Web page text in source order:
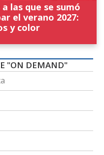
las que se sumó
el verano 2027:
y color
"ON DEMAND"